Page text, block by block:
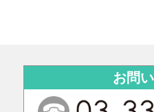
お問